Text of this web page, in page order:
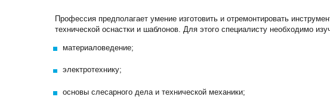
Профессия предполагает умение изготовить и отремонтировать
технической оснастки и шаблонов. Для этого специалисту необходимо
материаловедение;
электротехнику;
основы слесарного дела и технической механики;